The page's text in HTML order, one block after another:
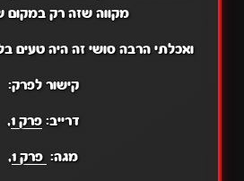
מקווה שזה רק במקום
ואכלתי הרבה סושי זה היה טעים
קישור לפרק:
דרייב:פרק 1 ,
מגה: פרק 1 ,